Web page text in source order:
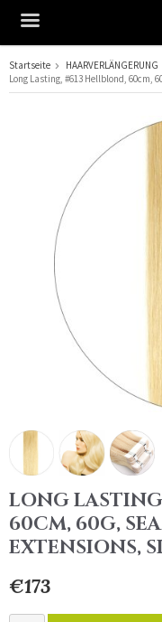
Das Produkt
Startseite HAARVERLÄNGERUNG
Long Lasting, #613 Hellblond, 60cm,
LONG
60CM, 60G,
EXTENSIONS,
€173